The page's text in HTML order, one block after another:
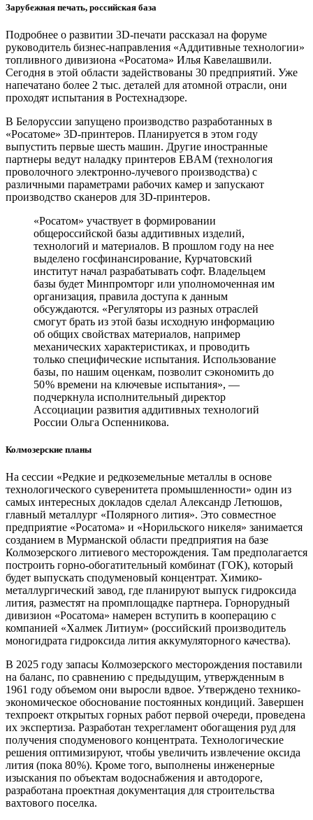
Зарубежная печать, российская база
Подробнее о развитии 3D-печати рассказал на форуме
руководитель бизнес-направления «Аддитивные технологии»
топливного дивизиона «Росатома» Илья Кавелашвили.
Сегодня в этой области задействованы 30 предприятий. Уже
напечатано более 2 тыс. деталей для атомной отрасли, они
проходят испытания в Ростехнадзоре.
В Белоруссии запущено производство разработанных в
«Росатоме» 3D-принтеров. Планируется в этом году
выпустить первые шесть машин. Другие иностранные
партнеры ведут наладку принтеров EВAM (технология
проволочного электронно-лучевого производства) с
различными параметрами рабочих камер и запускают
производство сканеров для 3D-принтеров.
«Росатом» участвует в формировании
общероссийской базы аддитивных изделий,
технологий и материалов. В прошлом году на нее
выделено госфинансирование, Курчатовский
институт начал разрабатывать софт. Владельцем
базы будет Минпромторг или уполномоченная им
организация, правила доступа к данным
обсуждаются. «Регуляторы из разных отраслей
смогут брать из этой базы исходную информацию
об общих свойствах материалов, например
механических характеристиках, и проводить
только специфические испытания. Использование
базы, по нашим оценкам, позволит сэкономить до
50 % времени на ключевые испытания», —
подчеркнула исполнительный директор
Ассоциации развития аддитивных технологий
России Ольга Оспенникова.
Колмозерские планы
На сессии «Редкие и редкоземельные металлы в основе
технологического суверенитета промышленности» один из
самых интересных докладов сделал Александр Летюшов,
главный металлург «Полярного лития». Это совместное
предприятие «Росатома» и «Норильского никеля» занимается
созданием в Мурманской области предприятия на базе
Колмозерского литиевого месторождения. Там предполагается
построить горно-обогатительный комбинат (ГОК), который
будет выпускать сподуменовый концентрат. Химико-
металлургический завод, где планируют выпуск гидроксида
лития, разместят на промплощадке партнера. Горнорудный
дивизион «Росатома» намерен вступить в кооперацию с
компанией «Халмек Литиум» (российский производитель
моногидрата гидроксида лития аккумуляторного качества).
В 2025 году запасы Колмозерского месторождения поставили
на баланс, по сравнению с предыдущим, утвержденным в
1961 году объемом они выросли вдвое. Утверждено технико-
экономическое обоснование постоянных кондиций. Завершен
техпроект открытых горных работ первой очереди, проведена
их экспертиза. Разработан техрегламент обогащения руд для
получения сподуменового концентрата. Технологические
решения оптимизируют, чтобы увеличить извлечение оксида
лития (пока 80 %). Кроме того, выполнены инженерные
изыскания по объектам водоснабжения и автодороге,
разработана проектная документация для строительства
вахтового поселка.